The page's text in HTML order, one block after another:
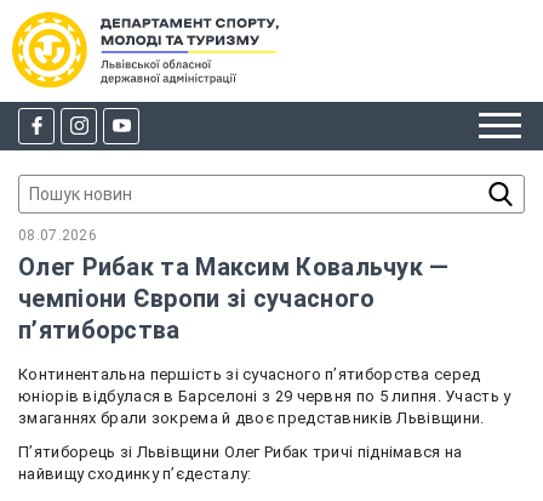
08.07.2026
Олег Рибак та Максим Ковальчук —
чемпіони Європи зі сучасного
пʼятиборства
Континентальна першість зі сучасного пʼятиборства серед
юніорів відбулася в Барселоні з 29 червня по 5 липня. Участь у
змаганнях брали зокрема й двоє представників Львівщини.
Пʼятиборець зі Львівщини Олег Рибак тричі піднімався на
найвищу сходинку пʼєдесталу: